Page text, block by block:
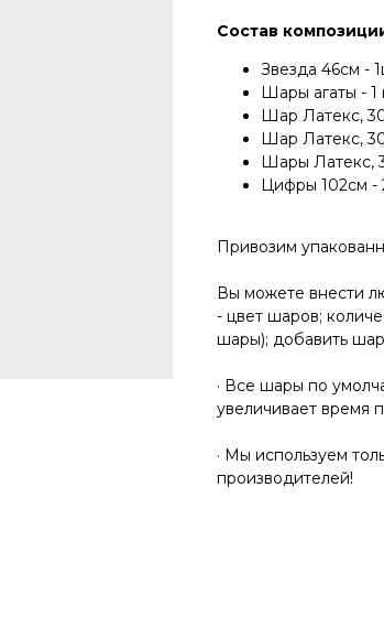
Состав
Звезда 46см -
Шары агаты - 1
Шар Латекс,
Шар Латекс,
Шары Латекс,
Цифры 102см -
Привозим
Вы можете внести
- цвет шаров;
шары); добавить
· Все шары по
увеличивает время
· Мы используем
производителей!